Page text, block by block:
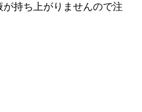
持ち上がりませんので注